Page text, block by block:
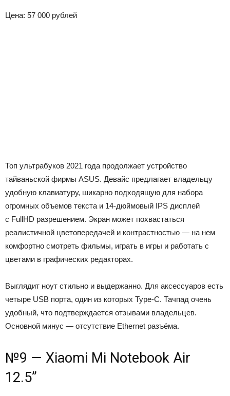
Цена: 57 000 рублей
Топ ультрабуков 2021 года продолжает устройство
тайваньской фирмы ASUS. Девайс предлагает владельцу
удобную клавиатуру, шикарно подходящую для набора
огромных объемов текста и 14-дюймовый IPS дисплей
с FullHD разрешением. Экран может похвастаться
реалистичной цветопередачей и контрастностью — на нем
комфортно смотреть фильмы, играть в игры и работать с
цветами в графических редакторах.
Выглядит ноут стильно и выдержанно. Для аксессуаров есть
четыре USB порта, один из которых Type-C. Тачпад очень
удобный, что подтверждается отзывами владельцев.
Основной минус — отсутствие Ethernet разъёма.
№9 — Xiaomi Mi Notebook Air
12.5”